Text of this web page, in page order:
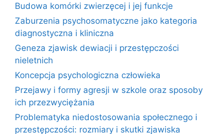
Budowa komórki zwierzęcej i jej funkcje
Zaburzenia psychosomatyczne jako kategoria
diagnostyczna i kliniczna
Geneza zjawisk dewiacji i przestępczości
nieletnich
Koncepcja psychologiczna człowieka
Przejawy i formy agresji w szkole oraz sposoby
ich przezwyciężania
Problematyka niedostosowania społecznego i
przestępczości: rozmiary i skutki zjawiska